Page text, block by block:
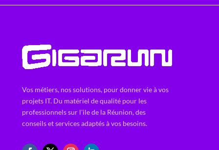
Vos métiers, nos solutions, pour donner vie à vos
projets IT. Du matériel de qualité pour les
professionnels sur l'ile de la Réunion, des
conseils et services adaptés à vos besoins.